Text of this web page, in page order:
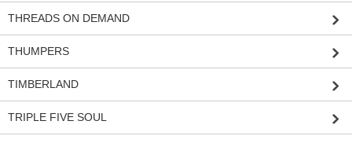
THREADS ON DEMAND
THUMPERS
TIMBERLAND
TRIPLE FIVE SOUL